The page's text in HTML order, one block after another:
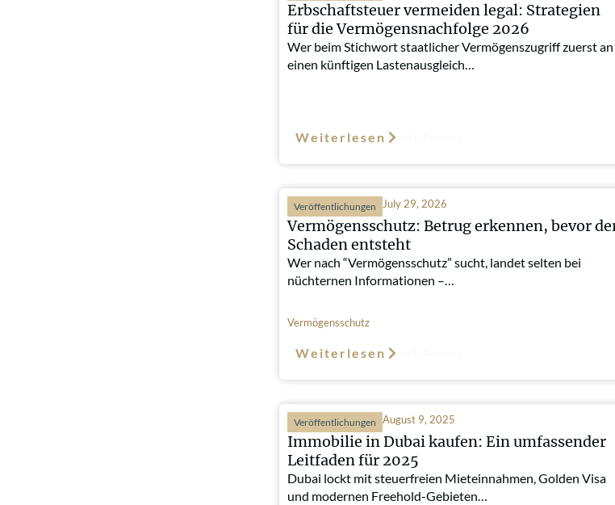
Erbschaftsteuer vermeiden legal: Strategien
für die Vermögensnachfolge 2026
Wer beim Stichwort staatlicher Vermögenszugriff zuerst an
einen künftigen Lastenausgleich…
Weiterlesen
Veröffentlichungen July 29, 2026
Vermögensschutz: Betrug erkennen, bevor
Schaden entsteht
Wer nach “Vermögensschutz” sucht, landet selten bei
nüchternen Informationen –…
Vermögensschutz
Weiterlesen
Veröffentlichungen August 9, 2025
Immobilie in Dubai kaufen: Ein umfassender
Leitfaden für 2025
Dubai lockt mit steuerfreien Mieteinnahmen, Golden Visa
und modernen Freehold-Gebieten…